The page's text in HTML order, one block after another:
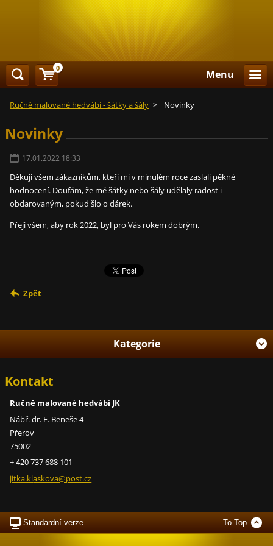
Menu
Ručně malované hedvábí - šátky a šály > Novinky
Novinky
17.01.2022 18:33
Děkuji všem zákazníkům, kteří mi v minulém roce zaslali pěkné
hodnocení. Doufám, že mé šátky nebo šály udělaly radost i
obdarovaným, pokud šlo o dárek.
Přeji všem, aby rok 2022, byl pro Vás rokem dobrým.
Zpět
Kategorie
Kontakt
Ručně malované hedvábí JK
Nábř. dr. E. Beneše 4
Přerov
75002
+ 420 737 688 101
jitka.klaskova@post.cz
Standardní verze To Top
0